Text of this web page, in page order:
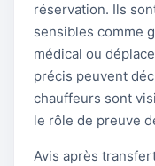
réservation. Ils
sensibles comme
médical ou
précis peuvent
chauffeurs sont
le rôle de preuve
Avis après